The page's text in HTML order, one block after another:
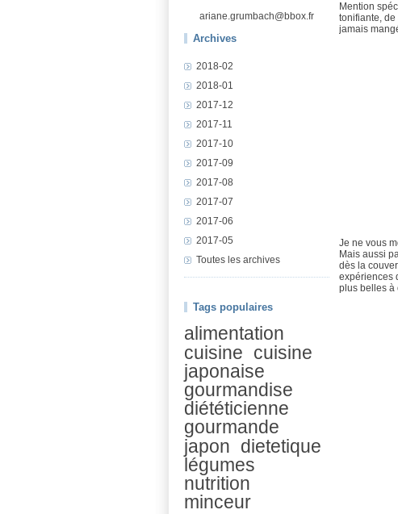
ariane.grumbach@bbox.fr
Archives
2018-02
2018-01
2017-12
2017-11
2017-10
2017-09
2017-08
2017-07
2017-06
2017-05
Toutes les archives
Tags populaires
alimentation
cuisine cuisine
japonaise
gourmandise
diététicienne
gourmande
japon dietetique
légumes
nutrition
minceur
Mention
tonifiante,
jamais
Je ne vous
Mais aussi
dès la
expériences
plus belles à